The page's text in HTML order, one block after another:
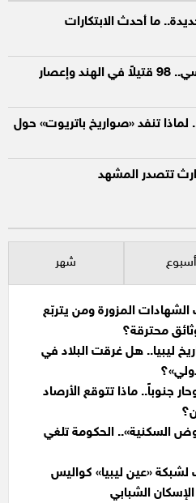
ما أحدث الابتكارات
آسيا تحت ضربات الطقس القاسي.. 98 قتيلاً في الهند وإعصار
لماذا تنفد «صواريخ باتريوت» حول
تتصدر المشهد
أسبوع شهر
الشهادات المزورة ومن يتربّع
محترقة؟
ليبيا.. هل غرقت البلاد في
جنوباً.. ماذا تتوقع الأرصاد
السكنية».. الحكومة تلغي
«عين ليبيا» كواليس
الشبابي